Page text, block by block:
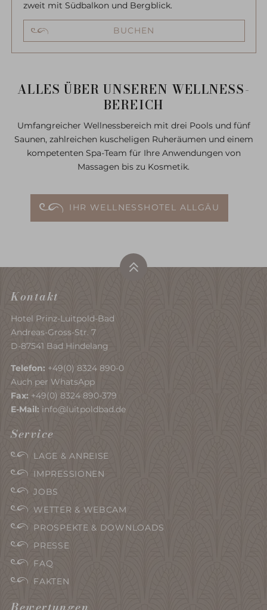
zweit mit Südbalkon und Bergblick.
BUCHEN
ALLES ÜBER UNSEREN WELLNESS-
BEREICH
Umfangreicher Wellnessbereich mit drei Pools und fünf
Saunen, zahlreichen kuscheligen Ruheräumen und einem
kompetenten Spa-Team für Ihre Anwendungen von
Massagen bis zu Kosmetik.
IHR WELLNESSHOTEL ALLGÄU
Kontakt
Hotel Prinz-Luitpold-Bad
Andreas-Gross-Str. 7
D-87541 Bad Hindelang
Telefon: +49(0) 8324 890-0
Auch per WhatsApp
Fax: +49(0) 8324 890-379
E-Mail: info@luitpoldbad.de
Service
LAGE & ANREISE
IMPRESSIONEN
JOBS
WETTER & WEBCAM
PROSPEKTE & DOWNLOADS
PRESSE
FAQ
FAKTEN